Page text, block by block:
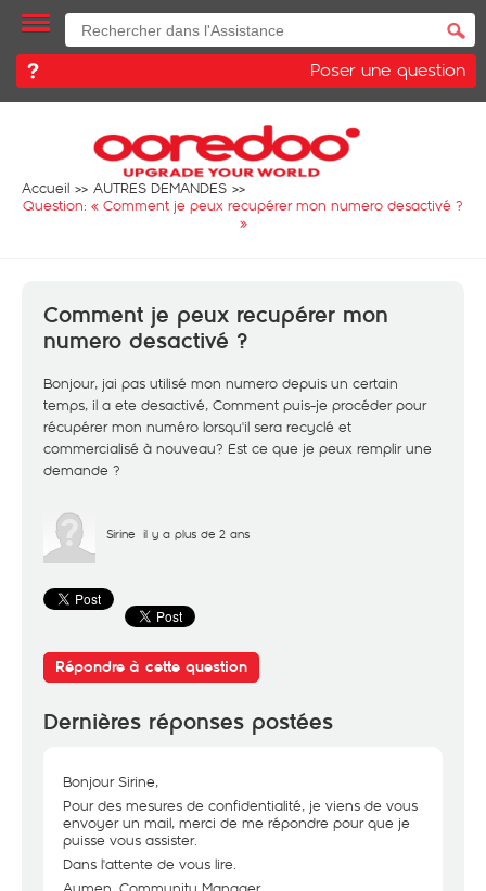
Poser une question
Accueil
AUTRES DEMANDES
Question: « Comment je peux recupérer mon numero desactivé ?
»
Comment je peux recupérer mon
numero desactivé ?
Bonjour, jai pas utilisé mon numero depuis un certain
temps, il a ete desactivé, Comment puis-je procéder pour
récupérer mon numéro lorsqu'il sera recyclé et
commercialisé à nouveau? Est ce que je peux remplir une
demande ?
Sirine il y a plus de 2 ans
Répondre à cette question
Dernières réponses postées
Bonjour Sirine,
Pour des mesures de confidentialité, je viens de vous
envoyer un mail, merci de me répondre pour que je
puisse vous assister.
Dans l'attente de vous lire.